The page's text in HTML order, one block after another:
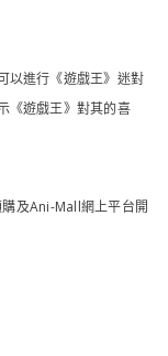
以進行《遊戲王》迷對
《遊戲王》對其的喜
及Ani-Mall網上平台開